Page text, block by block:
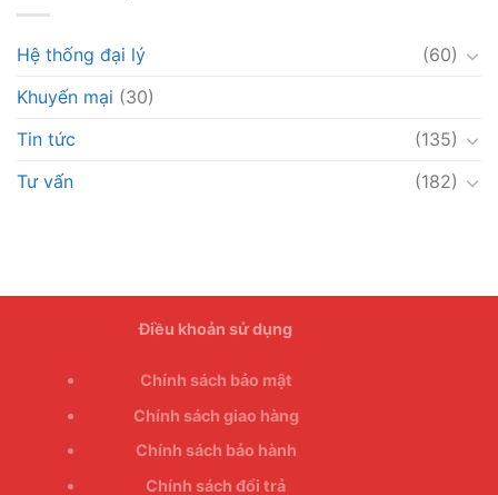
Hệ thống đại lý
(60)
Khuyến mại (30)
Tin tức
(135)
Tư vấn
(182)
Điều khoản sử dụng
Chính sách bảo mật
Chính sách giao hàng
Chính sách bảo hành
Chính sách đổi trả